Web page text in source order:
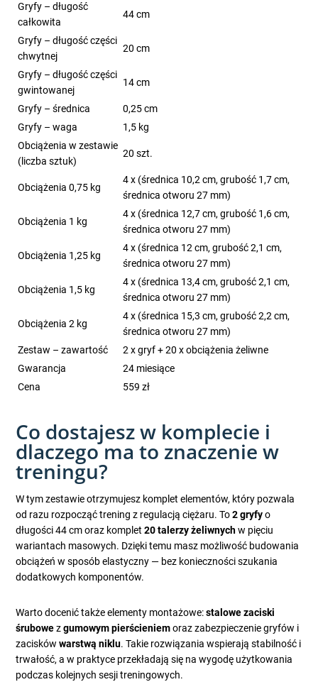
Gryfy – długość
całkowita
44 cm
Gryfy – długość części
chwytnej
20 cm
Gryfy – długość części
gwintowanej
14 cm
Gryfy – średnica
0,25 cm
Gryfy – waga
1,5 kg
Obciążenia w zestawie
(liczba sztuk)
20 szt.
Obciążenia 0,75 kg
4 x (średnica 10,2 cm, grubość 1,7 cm,
średnica otworu 27 mm)
Obciążenia 1 kg
4 x (średnica 12,7 cm, grubość 1,6 cm,
średnica otworu 27 mm)
Obciążenia 1,25 kg
4 x (średnica 12 cm, grubość 2,1 cm,
średnica otworu 27 mm)
Obciążenia 1,5 kg
4 x (średnica 13,4 cm, grubość 2,1 cm,
średnica otworu 27 mm)
Obciążenia 2 kg
4 x (średnica 15,3 cm, grubość 2,2 cm,
średnica otworu 27 mm)
Zestaw – zawartość
2 x gryf + 20 x obciążenia żeliwne
Gwarancja
24 miesiące
Cena
559 zł
Co dostajesz w komplecie i
dlaczego ma to znaczenie w
treningu?
W tym zestawie otrzymujesz komplet elementów, który pozwala
od razu rozpocząć trening z regulacją ciężaru. To2 gryfyo
długości 44 cm oraz komplet20 talerzy żeliwnychw pięciu
wariantach masowych. Dzięki temu masz możliwość budowania
obciążeń w sposób elastyczny — bez konieczności szukania
dodatkowych komponentów.
Warto docenić także elementy montażowe:stalowe zaciski
śrubowezgumowym pierścieniemoraz zabezpieczenie gryfów i
zaciskówwarstwą niklu. Takie rozwiązania wspierają stabilność i
trwałość, a w praktyce przekładają się na wygodę użytkowania
podczas kolejnych sesji treningowych.